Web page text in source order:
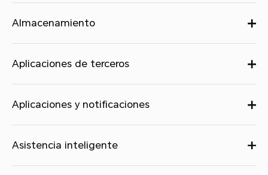
Almacenamiento
Aplicaciones de terceros
Aplicaciones y notificaciones
Asistencia inteligente